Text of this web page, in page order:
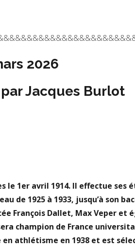
2026
Jacques Burlot
le 1er avril 1914. Il effectue ses
de 1925 à 1933, jusqu’à son
François Dallet, Max Veper et
champion de France
en athlétisme en 1938 et est